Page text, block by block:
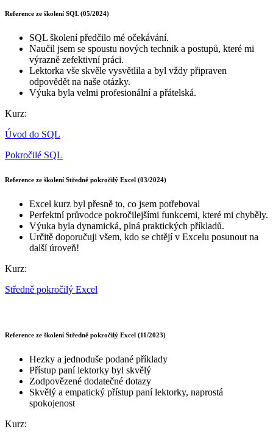
Reference ze školení SQL (05/2024)
SQL školení předčilo mé očekávání.
Naučil jsem se spoustu nových technik a postupů, které mi
výrazně zefektivní práci.
Lektorka vše skvěle vysvětlila a byl vždy připraven
odpovědět na naše otázky.
Výuka byla velmi profesionální a přátelská.
Kurz:
Úvod do SQL
Pokročilé SQL
Reference ze školení Středně pokročilý Excel (03/2024)
Excel kurz byl přesně to, co jsem potřeboval
Perfektní průvodce pokročilejšími funkcemi, které mi chyběly.
Výuka byla dynamická, plná praktických příkladů.
Určitě doporučuji všem, kdo se chtějí v Excelu posunout na
další úroveň!
Kurz:
Středně pokročilý Excel
Reference ze školení Středně pokročilý Excel (11/2023)
Hezky a jednoduše podané příklady
Přístup paní lektorky byl skvělý
Zodpovězené dodatečné dotazy
Skvělý a empatický přístup paní lektorky, naprostá
spokojenost
Kurz: